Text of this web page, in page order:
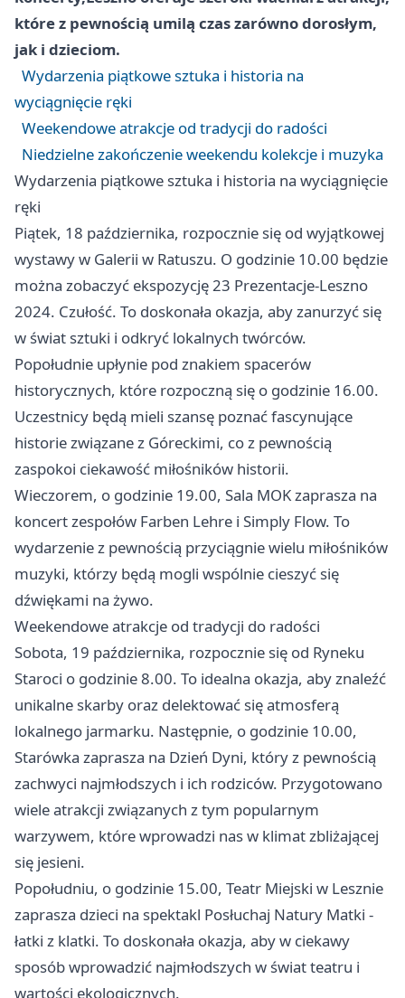
które z pewnością umilą czas zarówno dorosłym,
jak i dzieciom.
Wydarzenia piątkowe sztuka i historia na
wyciągnięcie ręki
Weekendowe atrakcje od tradycji do radości
Niedzielne zakończenie weekendu kolekcje i muzyka
Wydarzenia piątkowe sztuka i historia na wyciągnięcie
ręki
Piątek, 18 października, rozpocznie się od wyjątkowej
wystawy w Galerii w Ratuszu. O godzinie 10.00 będzie
można zobaczyć ekspozycję 23 Prezentacje-Leszno
2024. Czułość. To doskonała okazja, aby zanurzyć się
w świat sztuki i odkryć lokalnych twórców.
Popołudnie upłynie pod znakiem spacerów
historycznych, które rozpoczną się o godzinie 16.00.
Uczestnicy będą mieli szansę poznać fascynujące
historie związane z Góreckimi, co z pewnością
zaspokoi ciekawość miłośników historii.
Wieczorem, o godzinie 19.00, Sala MOK zaprasza na
koncert zespołów Farben Lehre i Simply Flow. To
wydarzenie z pewnością przyciągnie wielu miłośników
muzyki, którzy będą mogli wspólnie cieszyć się
dźwiękami na żywo.
Weekendowe atrakcje od tradycji do radości
Sobota, 19 października, rozpocznie się od Ryneku
Staroci o godzinie 8.00. To idealna okazja, aby znaleźć
unikalne skarby oraz delektować się atmosferą
lokalnego jarmarku. Następnie, o godzinie 10.00,
Starówka zaprasza na Dzień Dyni, który z pewnością
zachwyci najmłodszych i ich rodziców. Przygotowano
wiele atrakcji związanych z tym popularnym
warzywem, które wprowadzi nas w klimat zbliżającej
się jesieni.
Popołudniu, o godzinie 15.00, Teatr Miejski w Lesznie
zaprasza dzieci na spektakl Posłuchaj Natury Matki -
łatki z klatki. To doskonała okazja, aby w ciekawy
sposób wprowadzić najmłodszych w świat teatru i
wartości ekologicznych.